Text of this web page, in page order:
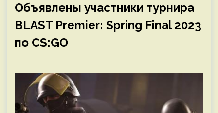
Объявлены участники турнира
BLAST Premier: Spring Final 2023
по CS:GO